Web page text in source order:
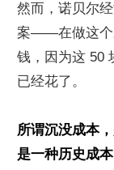
然而，诺贝尔
案——在做这个
钱，因为这 50
已经花了。
所谓沉没成本
是一种历史成